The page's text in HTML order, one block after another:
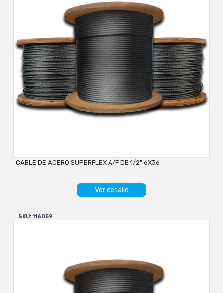
CABLE DE ACERO SUPERFLEX A/F DE 1/2" 6X36
Ver detalle
SKU: 116059